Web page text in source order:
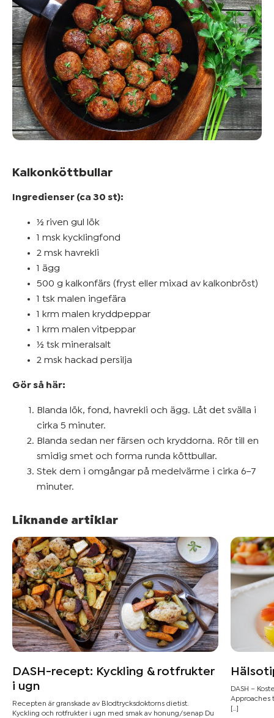
Kalkonköttbullar
Ingredienser (ca 30 st):
½ riven gul lök
1 msk kycklingfond
2 msk havrekli
1 ägg
500 g kalkonfärs (fryst eller mixad av kalkonbröst)
1 tsk malen ingefära
1 krm malen kryddpeppar
1 krm malen vitpeppar
½ tsk mineralsalt
2 msk hackad persilja
Gör så här:
Blanda lök, fond, havrekli och ägg. Låt det svälla i
cirka 5 minuter.
Blanda sedan ner färsen och kryddorna. Rör till en
smidig smet och forma runda köttbullar.
Stek dem i omgångar på medelvärme i cirka 6–7
minuter.
Liknande artiklar
DASH-recept: Kyckling & rotfrukter
i ugn
Recepten är granskade av Blodtrycksdoktorns dietist.
Kyckling och rotfrukter i ugn med smak av honung/senap Du
DASH –
Approaches
[…]